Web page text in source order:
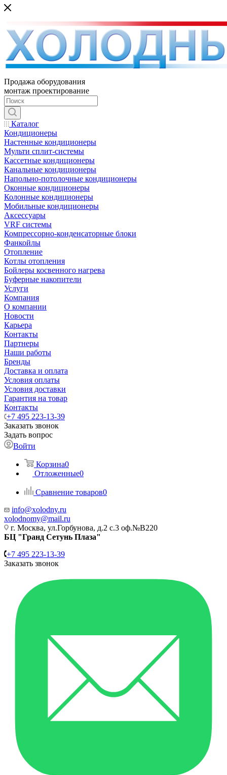
Продажа оборудования
монтаж проектирование
Каталог
Кондиционеры
Настенные кондиционеры
Мульти сплит-системы
Кассетные кондиционеры
Канальные кондиционеры
Напольно-потолочные кондиционеры
Оконные кондиционеры
Колонные кондиционеры
Мобильные кондиционеры
Аксессуары
VRF системы
Компрессорно-конденсаторные блоки
Фанкойлы
Отопление
Котлы отопления
Бойлеры косвенного нагрева
Буферные накопители
Услуги
Компания
О компании
Новости
Карьера
Контакты
Партнеры
Наши работы
Бренды
Доставка и оплата
Условия оплаты
Условия доставки
Гарантия на товар
Контакты
+7 495 223-13-39
Заказать звонок
Задать вопрос
Войти
Корзина0
Отложенные0
Сравнение товаров0
info@xolodny.ru
xolodnomy@mail.ru
г. Москва, ул.Горбунова, д.2 с.3 оф.№В220
БЦ "Гранд Сетунь Плаза"
+7 495 223-13-39
Заказать звонок